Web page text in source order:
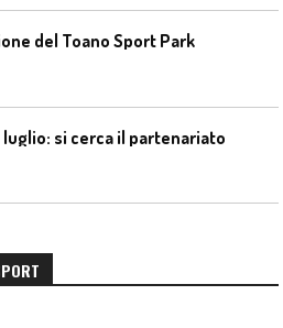
del Toano Sport Park
si cerca il partenariato